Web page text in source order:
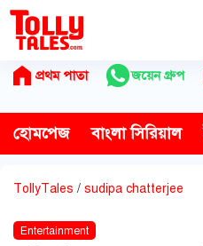
Skip
content
প্রথম পাতা জয়েন গ্রুপ
হোমপেজ বাংলা সিরিয়াল
TollyTales / sudipa chatterjee
Entertainment